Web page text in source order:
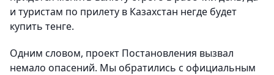
и туристам по прилету в Казахстан негде будет
купить тенге.
Одним словом, проект Постановления вызвал
немало опасений. Мы обратились с официальным